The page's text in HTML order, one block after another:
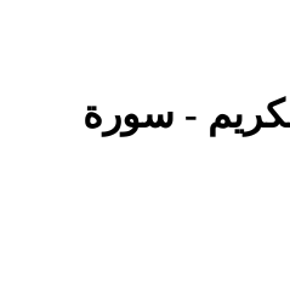
- سورة